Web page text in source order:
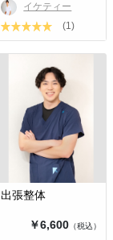
イケティー
(1)
出張整体
￥6,600（税込）